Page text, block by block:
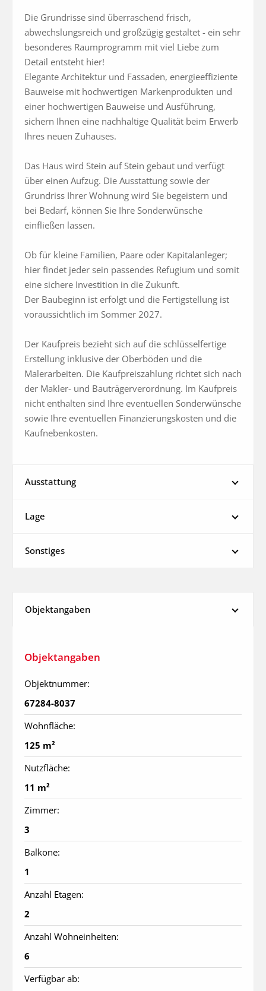
Die Grundrisse sind überraschend frisch,
abwechslungsreich und großzügig gestaltet - ein sehr
besonderes Raumprogramm mit viel Liebe zum
Detail entsteht hier!
Elegante Architektur und Fassaden, energieeffiziente
Bauweise mit hochwertigen Markenprodukten und
einer hochwertigen Bauweise und Ausführung,
sichern Ihnen eine nachhaltige Qualität beim Erwerb
Ihres neuen Zuhauses.
Das Haus wird Stein auf Stein gebaut und verfügt
über einen Aufzug. Die Ausstattung sowie der
Grundriss Ihrer Wohnung wird Sie begeistern und
bei Bedarf, können Sie Ihre Sonderwünsche
einfließen lassen.
Ob für kleine Familien, Paare oder Kapitalanleger;
hier findet jeder sein passendes Refugium und somit
eine sichere Investition in die Zukunft.
Der Baubeginn ist erfolgt und die Fertigstellung ist
voraussichtlich im Sommer 2027.
Der Kaufpreis bezieht sich auf die schlüsselfertige
Erstellung inklusive der Oberböden und die
Malerarbeiten. Die Kaufpreiszahlung richtet sich nach
der Makler- und Bauträgerverordnung. Im Kaufpreis
nicht enthalten sind Ihre eventuellen Sonderwünsche
sowie Ihre eventuellen Finanzierungskosten und die
Kaufnebenkosten.
Ausstattung
Lage
Sonstiges
Objektangaben
Objektangaben
Objektnummer:
67284-8037
Wohnfläche:
125 m²
Nutzfläche:
11 m²
Zimmer:
3
Balkone:
1
Anzahl Etagen:
2
Anzahl Wohneinheiten:
6
Verfügbar ab: